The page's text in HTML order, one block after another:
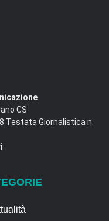
CS
Testata Giornalistica n.